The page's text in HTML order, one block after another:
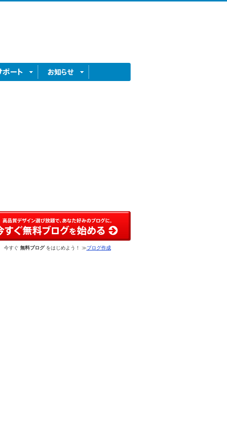
今すぐ 無料ブログをはじめよう！ ≫ブログ作成